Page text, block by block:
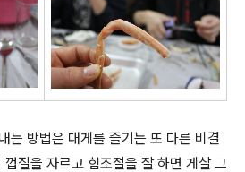
는 방법은 대게를 즐기는 또 다른 비결
질을 자르고 힘조절을 잘 하면 게살 그